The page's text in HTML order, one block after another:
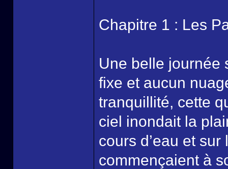
Chapitre 1 : Les
Une belle journée
fixe et aucun
tranquillité, cette
ciel inondait la
cours d’eau et
commençaient à